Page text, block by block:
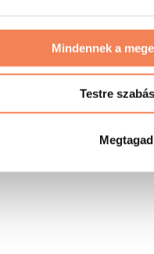
Mindennek a
Testre szabás
Megtagad